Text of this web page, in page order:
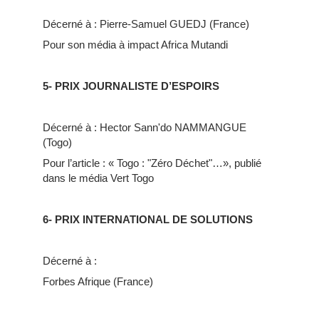
Décerné à : Pierre-Samuel GUEDJ (France)
Pour son média à impact Africa Mutandi
5- PRIX JOURNALISTE D’ESPOIRS
Décerné à : Hector Sann'do NAMMANGUE
(Togo)
Pour l’article : « Togo : "Zéro Déchet"…», publié
dans le média Vert Togo
6- PRIX INTERNATIONAL DE SOLUTIONS
Décerné à :
Forbes Afrique (France)